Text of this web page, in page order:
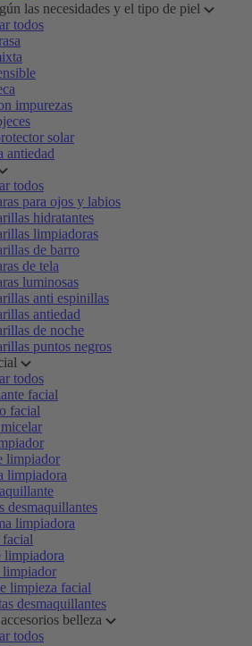
las necesidades y el tipo de piel
todos
impurezas
solar
antiedad
todos
para ojos y labios
hidratantes
limpiadoras
de barro
de tela
luminosas
anti espinillas
antiedad
de noche
puntos negros
todos
facial
facial
limpiador
limpiadora
desmaquillantes
limpiadora
facial
limpiadora
limpiador
limpieza facial
desmaquillantes
belleza
todos